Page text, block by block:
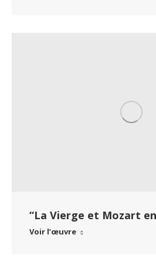
“La Vierge et Mozart
Voir l’œuvre